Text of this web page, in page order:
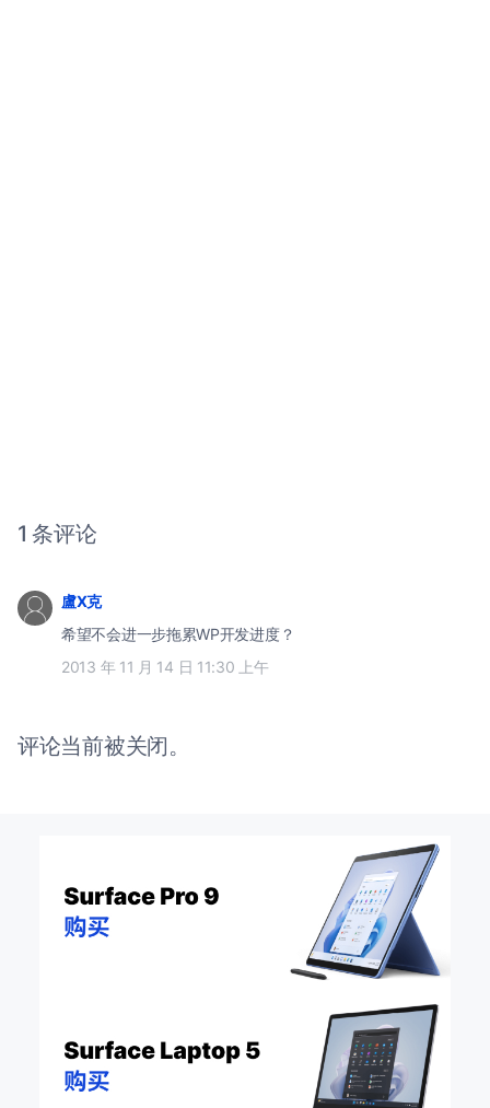
1 条评论
盧X克
希望不会进一步拖累WP开发进度？
2013 年 11 月 14 日 11:30 上午
评论当前被关闭。